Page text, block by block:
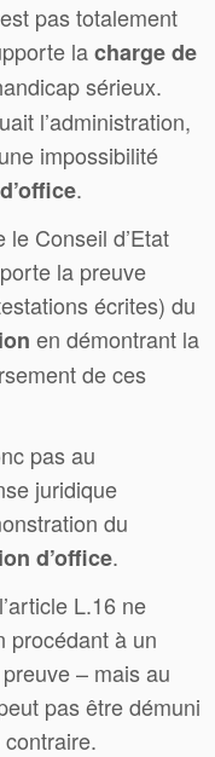
pas totalement
lacharge de
sérieux.
l’administration,
impossibilité
.
le Conseil d’Etat
la preuve
écrites) du
en démontrant la
de ces
pas au
juridique
du
d’office.
L.16 ne
procédant à un
– mais au
pas être démuni